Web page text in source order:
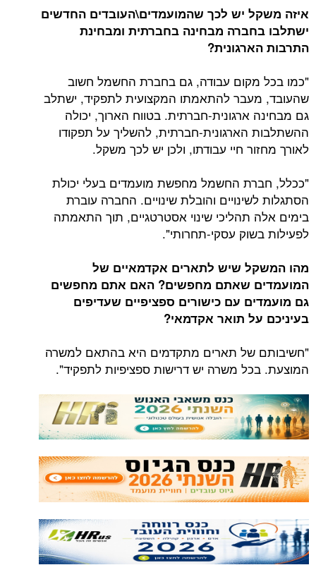
איזה משקל יש לכך שהמועמדים\העובדים החדשים
ישתלבו בחברה מבחינה בחברתית ומבחינת
התרבות הארגונית?
"כמו בכל מקום עבודה, גם בחברת החשמל חשוב
שהעובד, מעבר להתאמתו המקצועית לתפקיד, ישתלב
גם מבחינה ארגונית-חברתית. בטווח הארוך, יכולה
ההשתלבות הארגונית-חברתית, להשליך על תפקודו
לאורך מחזור חיי עבודתו, ולכן יש לכך משקל.
"ככלל, חברת החשמל מחפשת מועמדים בעלי יכולת
הסתגלות לשינויים והובלת שינויים. החברה עוברת
בימים אלה תהליכי שינוי אסטרטגיים, תוך התאמתה
לפעילות בשוק עסקי-תחרותי".
מהו המשקל שיש לתארים אקדמאיים של
המועמדים שאתם מחפשים? האם אתם מחפשים
גם מועמדים עם כישורים ספציפיים שעדיפים
בעיניכם על תואר אקדמאי?
"חשיבותם של תארים מתקדמים היא בהתאם למשרה
המוצעת. בכל משרה יש דרישות ספציפיות לתפקיד".